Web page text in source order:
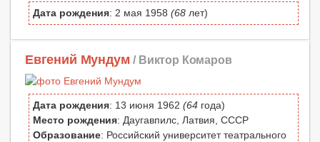
Дата рождения: 2 мая 1958 (68 лет)
Евгений Мундум / Виктор Комаров
Дата рождения: 13 июня 1962 (64 года)
Место рождения: Даугавпилс, Латвия, СССР
Образование: Российский университет театрального